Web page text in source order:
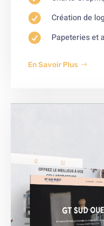
 Création de
 Papeteries et
En Savoir Plus